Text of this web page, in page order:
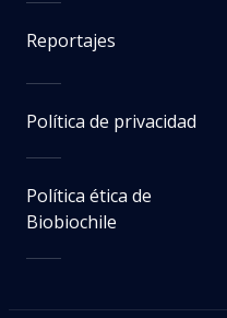
Reportajes
Política de privacidad
Política ética de
Biobiochile